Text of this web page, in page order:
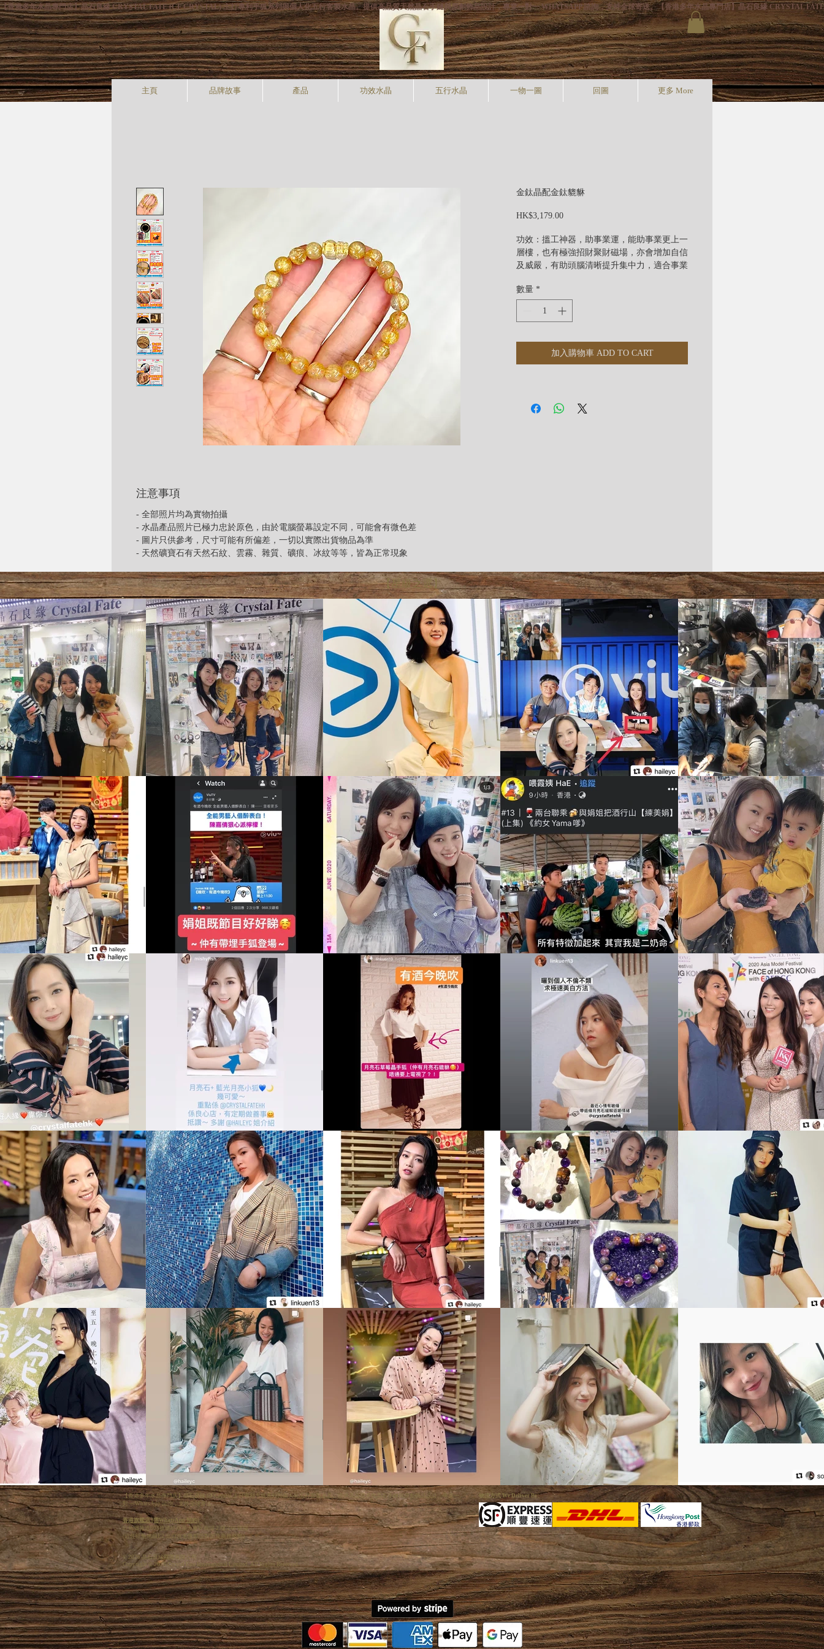
【香港多年水晶專門店】晶石良緣 CRYSTAL FATE (CF CRYSTAL) 主打專利手狐系列與個人化五行客製水晶。提供高品質天然晶石手鏈與原創飾品設計，專業一對一 WHATSAPP 諮詢，支持全球寄送。
主頁 品牌故事 產品 功效水晶 五行水晶 一物一圖 回圖 更多 More
金鈦晶配金鈦貔貅
HK$3,179.00價
功效：搵工神器，助事業運，能助事業更上一
層樓，也有極強招財聚財磁場，亦會增加自信
及威嚴，有助頭腦清晰提升集中力，適合事業
加強
數量 *
加入購物車 ADD TO CART
注意事項
- 全部照片均為實物拍攝
- 水晶產品照片已極力忠於原色，由於電腦螢幕設定不同，可能會有微色差
- 圖片只供參考，尺寸可能有所偏差，一切以實際出貨物品為準
- 天然礦寶石有天然石紋、雲霧、雜質、礦痕、冰紋等等，皆為正常現象
【星級之選】
【香港多年水晶專門店】晶石良緣 CF Crystal 主打專利手狐系列與個人化五行客製水晶。提供高品質天然晶石手鏈與原創飾品設計，專業一
對一 WhatsApp 諮詢，支持全球寄送。
香港旗艦店 (需WhatsApp 預約):
旺角彌敦道608號總統商業大廈W商場 2 樓 246 號舖
(近住旺角地鐵E2 出口百老匯戲院對面及商務格離)
物流方式 We Deliver By:
© 2026 晶石良緣國際有限公司
Copyright © 2026 Crystal Fate International Limited. All Rights Reserved.